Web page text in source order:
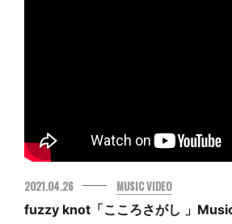
2021.04.26
MUSIC VIDEO
fuzzy knot「こころさがし 」